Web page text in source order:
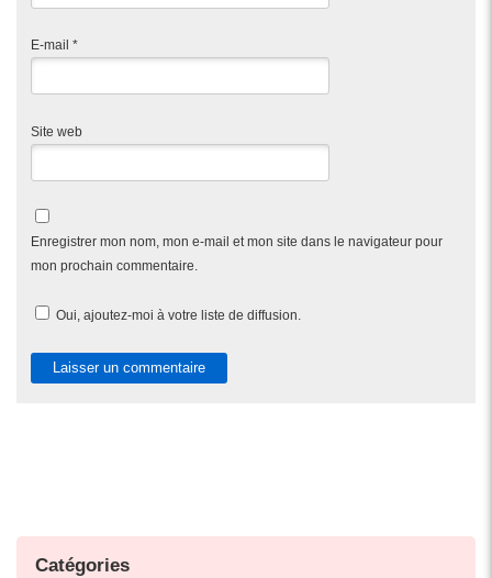
E-mail *
Site web
Enregistrer mon nom, mon e-mail et mon site dans le navigateur pour
mon prochain commentaire.
Oui, ajoutez-moi à votre liste de diffusion.
Catégories